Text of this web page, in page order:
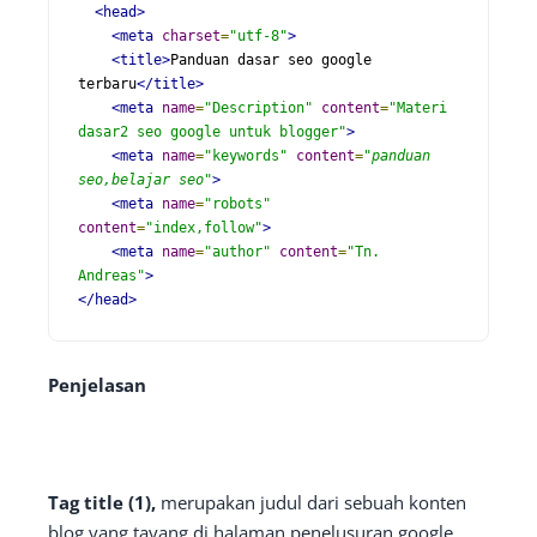
<head>
<meta charset="utf-8">
<title>Panduan dasar seo google
terbaru</title>
<meta name=" Description" content="Materi
dasar2 seo google untuk blogger">
<meta name=" keywords " content="panduan
seo,belajar seo">
<meta name=" robots "
content="index,follow">
<meta name="author" content="Tn.
Andreas ">
</head>
Penjelasan
Tag title (1), merupakan judul dari sebuah konten
blog yang tayang di halaman penelusuran google.